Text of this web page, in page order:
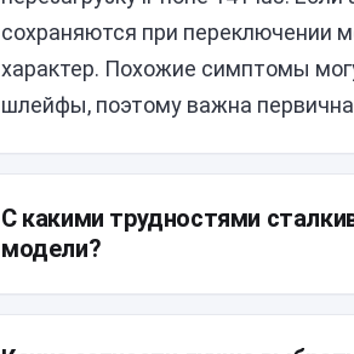
сохраняются при переключении
характер. Похожие симптомы
шлейфы, поэтому важна
С какими трудностями
модели?
Устройство имеет плотную
проклейку дисплейного модуля.